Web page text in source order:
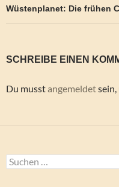
Wüstenplanet: Die frühen
SCHREIBE EINEN
Du musstangemeldet
Suchen
nach: